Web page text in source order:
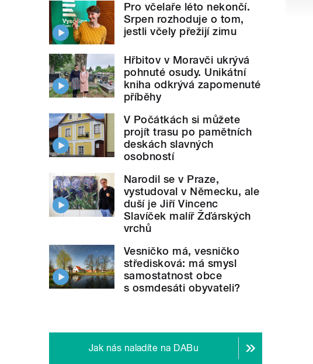
Pro včelaře léto nekončí.
Srpen rozhoduje o tom,
jestli včely přežijí zimu
Hřbitov v Moravči ukrývá
pohnuté osudy. Unikátní
kniha odkrývá zapomenuté
příběhy
V Počátkách si můžete
projít trasu po pamětních
deskách slavných
osobností
Narodil se v Praze,
vystudoval v Německu, ale
duší je Jiří Vincenc
Slavíček malíř Žďárských
vrchů
Vesničko má, vesničko
středisková: má smysl
samostatnost obce
s osmdesáti obyvateli?
Jak nás naladíte na DABu